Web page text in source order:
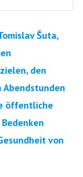
Šuta,
den
öffentliche
von